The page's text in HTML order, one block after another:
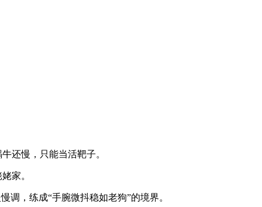
还慢，只能当活靶子。
家。
调，练成“手腕微抖稳如老狗”的境界。